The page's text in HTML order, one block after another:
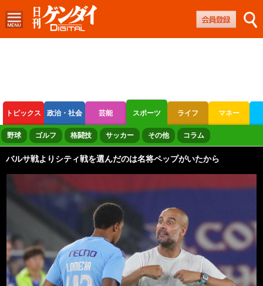
トピックス 政治・社会 芸能 スポーツ ライフ マネー
ボートレース 競輪 オートレース
野球 ゴルフ 格闘技 サッカー その他 コラム
バルサ戦よりシティ戦を選んだのは名将ペップがいたから